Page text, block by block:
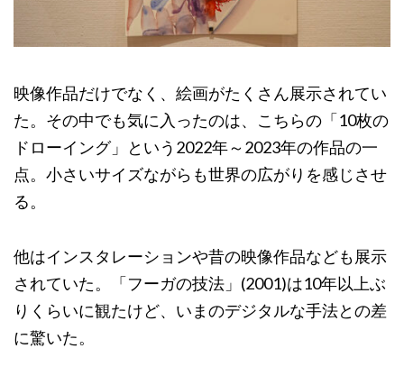
映像作品だけでなく、絵画がたくさん展示されてい
た。その中でも気に入ったのは、こちらの「10枚の
ドローイング」という2022年～2023年の作品の一
点。小さいサイズながらも世界の広がりを感じさせ
る。
他はインスタレーションや昔の映像作品なども展示
されていた。「フーガの技法」(2001)は10年以上ぶ
りくらいに観たけど、いまのデジタルな手法との差
に驚いた。